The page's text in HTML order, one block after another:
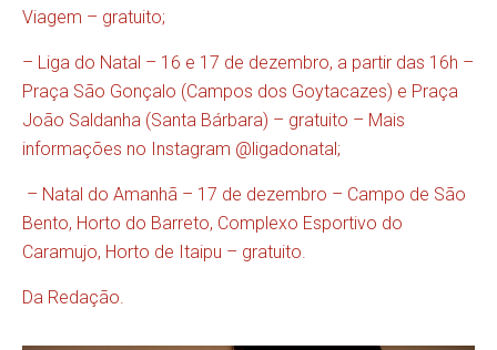
Viagem – gratuito;
– Liga do Natal – 16 e 17 de dezembro, a partir das 16h –
Praça São Gonçalo (Campos dos Goytacazes) e Praça
João Saldanha (Santa Bárbara) – gratuito – Mais
informações no Instagram @ligadonatal;
– Natal do Amanhã – 17 de dezembro – Campo de São
Bento, Horto do Barreto, Complexo Esportivo do
Caramujo, Horto de Itaipu – gratuito.
Da Redação.